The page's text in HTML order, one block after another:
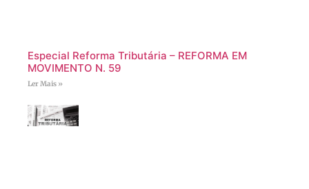
Especial Reforma Tributária – REFORMA EM
MOVIMENTO N. 59
Ler Mais »